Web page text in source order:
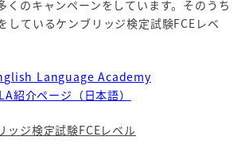
くのキャンペーンをしています。そのうち
しているケンブリッジ検定試験FCEレベ
Language Academy
紹介ページ（日本語）
ジ検定試験FCEレベル